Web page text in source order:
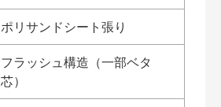
ポリサンドシート張り
フラッシュ構造（一部ベタ
芯）